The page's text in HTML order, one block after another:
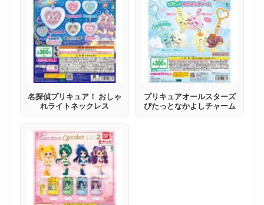
名探偵プリキュア！ おしゃ
れライトネックレス
プリキュアオールスターズ
ぴたっとなかよしチャーム